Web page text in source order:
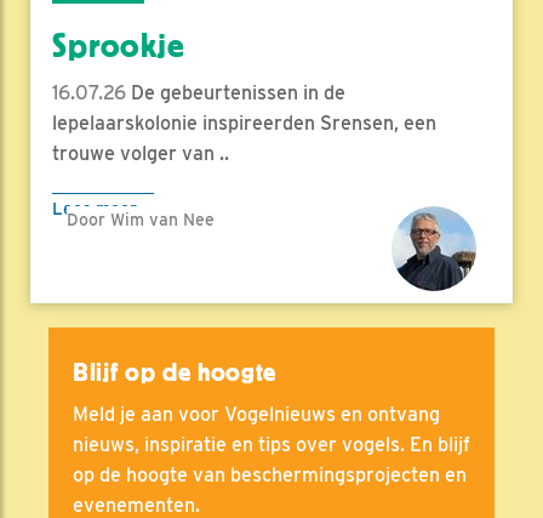
Sprookje
16.07.26 De gebeurtenissen in de
lepelaarskolonie inspireerden Srensen, een
trouwe volger van ..
Lees meer
Door Wim van Nee
Blijf op de hoogte
Meld je aan voor Vogelnieuws en ontvang
nieuws, inspiratie en tips over vogels. En blijf
op de hoogte van beschermingsprojecten en
evenementen.